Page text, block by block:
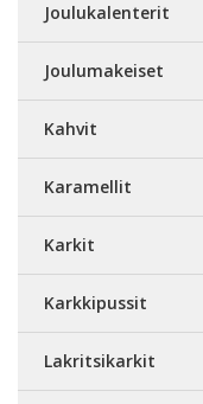
Joulukalenterit
Joulumakeiset
Kahvit
Karamellit
Karkit
Karkkipussit
Lakritsikarkit